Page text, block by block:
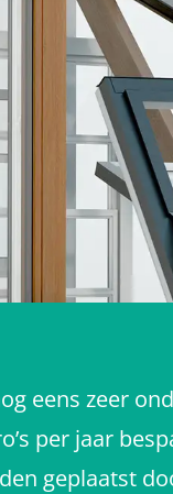
eens zeer
per jaar
geplaatst